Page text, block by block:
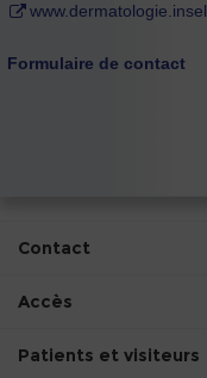
Formulaire de contact
Contact
Accès
Patients et visiteurs